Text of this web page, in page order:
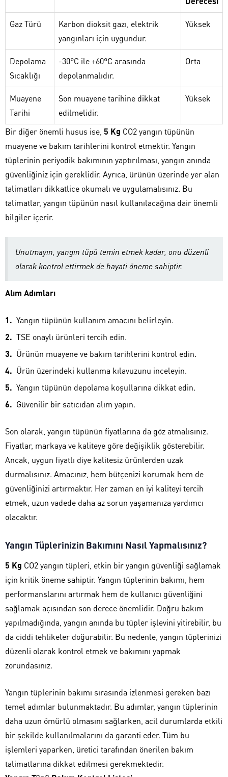
Gaz Türü
Karbon dioksit gazı, elektrik
yangınları için uygundur.
Yüksek
Depolama
Sıcaklığı
-30°C ile +60°C arasında
depolanmalıdır.
Orta
Muayene
Tarihi
Son muayene tarihine dikkat
edilmelidir.
Yüksek
Bir diğer önemli husus ise, 5 Kg CO2 yangın tüpünün
muayene ve bakım tarihlerini kontrol etmektir. Yangın
tüplerinin periyodik bakımının yaptırılması, yangın anında
güvenliğiniz için gereklidir. Ayrıca, ürünün üzerinde yer alan
talimatları dikkatlice okumalı ve uygulamalısınız. Bu
talimatlar, yangın tüpünün nasıl kullanılacağına dair önemli
bilgiler içerir.
Unutmayın, yangın tüpü temin etmek kadar, onu düzenli
olarak kontrol ettirmek de hayati öneme sahiptir.
Alım Adımları
Yangın tüpünün kullanım amacını belirleyin.
TSE onaylı ürünleri tercih edin.
Ürünün muayene ve bakım tarihlerini kontrol edin.
Ürün üzerindeki kullanma kılavuzunu inceleyin.
Yangın tüpünün depolama koşullarına dikkat edin.
Güvenilir bir satıcıdan alım yapın.
Son olarak, yangın tüpünün fiyatlarına da göz atmalısınız.
Fiyatlar, markaya ve kaliteye göre değişiklik gösterebilir.
Ancak, uygun fiyatlı diye kalitesiz ürünlerden uzak
durmalısınız. Amacınız, hem bütçenizi korumak hem de
güvenliğinizi artırmaktır. Her zaman en iyi kaliteyi tercih
etmek, uzun vadede daha az sorun yaşamanıza yardımcı
olacaktır.
Yangın Tüplerinizin Bakımını Nasıl Yapmalısınız?
5 Kg CO2 yangın tüpleri, etkin bir yangın güvenliği sağlamak
için kritik öneme sahiptir. Yangın tüplerinin bakımı, hem
performanslarını artırmak hem de kullanıcı güvenliğini
sağlamak açısından son derece önemlidir. Doğru bakım
yapılmadığında, yangın anında bu tüpler işlevini yitirebilir, bu
da ciddi tehlikeler doğurabilir. Bu nedenle, yangın tüplerinizi
düzenli olarak kontrol etmek ve bakımını yapmak
zorundasınız.
Yangın tüplerinin bakımı sırasında izlenmesi gereken bazı
temel adımlar bulunmaktadır. Bu adımlar, yangın tüplerinin
daha uzun ömürlü olmasını sağlarken, acil durumlarda etkili
bir şekilde kullanılmalarını da garanti eder. Tüm bu
işlemleri yaparken, üretici tarafından önerilen bakım
talimatlarına dikkat edilmesi gerekmektedir.